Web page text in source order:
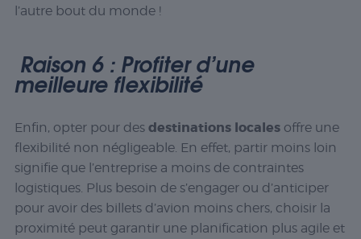
l’autre bout du monde !
Raison 6 : Profiter d’une
meilleure flexibilité
Enfin, opter pour des destinations localesoffre une
flexibilité non négligeable. En effet, partir moins loin
signifie que l’entreprise a moins de contraintes
logistiques. Plus besoin de s’engager ou d’anticiper
pour avoir des billets d’avion moins chers, choisir la
proximité peut garantir une planification plus agile et